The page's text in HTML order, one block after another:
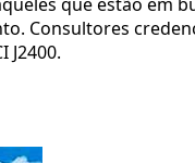
Consultores
J2400.